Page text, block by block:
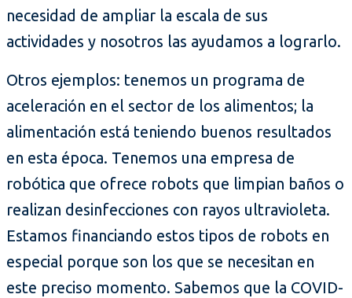
necesidad de ampliar la escala de sus
actividades y nosotros las ayudamos a lograrlo.
Otros ejemplos: tenemos un programa de
aceleración en el sector de los alimentos; la
alimentación está teniendo buenos resultados
en esta época. Tenemos una empresa de
robótica que ofrece robots que limpian baños o
realizan desinfecciones con rayos ultravioleta.
Estamos financiando estos tipos de robots en
especial porque son los que se necesitan en
este preciso momento. Sabemos que la COVID-